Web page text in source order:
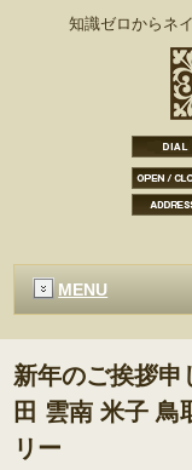
知識ゼロからネ
MENU
新年のご挨拶申
田 雲南 米子 鳥
リー